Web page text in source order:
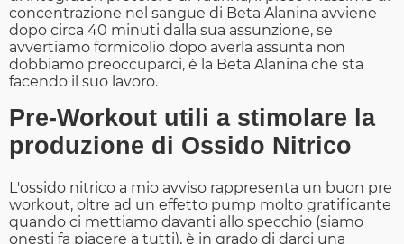
concentrazione nel sangue di Beta Alanina avviene
dopo circa 40 minuti dalla sua assunzione, se
avvertiamo formicolio dopo averla assunta non
dobbiamo preoccuparci, è la Beta Alanina che sta
facendo il suo lavoro.
Pre-Workout utili a stimolare la
produzione di Ossido Nitrico
L'ossido nitrico a mio avviso rappresenta un buon pre
workout, oltre ad un effetto pump molto gratificante
quando ci mettiamo davanti allo specchio (siamo
onesti fa piacere a tutti), è in grado di darci una